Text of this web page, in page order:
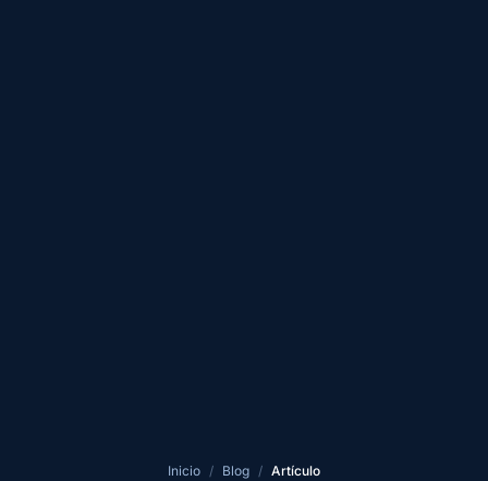
Inicio / Blog / Artículo